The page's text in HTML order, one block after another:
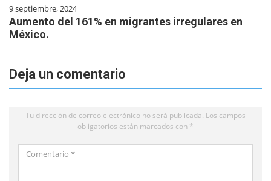
9 septiembre, 2024
Aumento del 161% en migrantes irregulares en
México.
Deja un comentario
Tu dirección de correo electrónico no será publicada. Los campos
obligatorios están marcados con *
Comentario